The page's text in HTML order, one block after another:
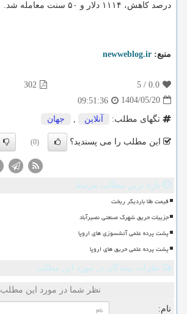
درصد کاهش، ۱۱۱۴ دلار و ۵۰ سنت معامله شد.
منبع: newweblog.ir
0.0
/
5
302
1404/05/20
09:51:36
تگهای مطلب:
آنلاین جهان
این مطلب را می پسندید؟ (0)
تازه ترین مطالب مرتبط
قیمت طلا باردیگر ریخت
جزییات حریق شهرک صنعتی نصیرآباد
پشت پرده علمی آتشسوزی های اروپا
پشت پرده علمی حریق های اروپا
نظرات بینندگان در مورد این مطلب
نظر شما در مورد این مطلب
نام: